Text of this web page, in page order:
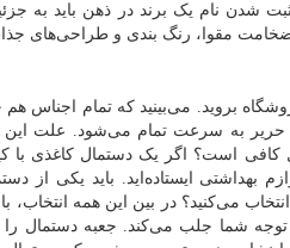
شدن نام یک برند در ذهن باید به
ضخامت مقوا، رنگ بندی و طراحی‌های
بروید. می‌بینید که تمام اجناس هم
حریر به سرعت تمام می‌شود. علت
کافی است؟ اگر یک دستمال
بهداشتی ایستاده‌اید. باید یکی از
می‌کنید؟ در بین این همه انتخاب،
شما جلب می‌کند. جعبه دستمال